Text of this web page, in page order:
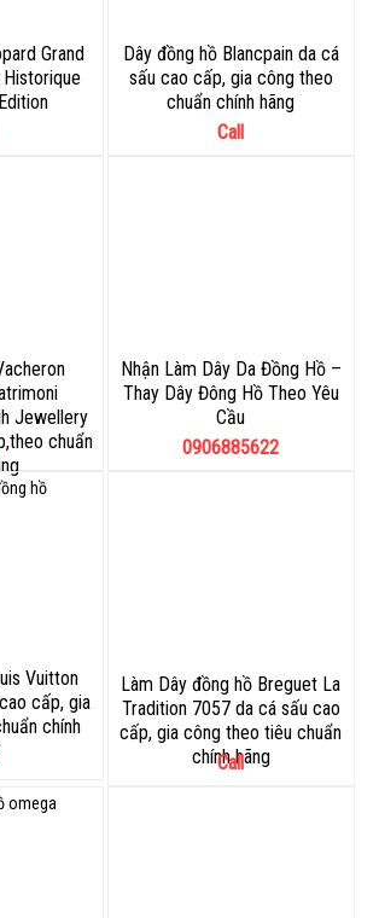
Grand
Dây đồng hồ Blancpain da cá
sấu cao cấp, gia công theo
chuẩn chính hãng
Call
Jewellery
chuẩn
Nhận Làm Dây Da Đồng Hồ –
Thay Dây Đông Hồ Theo Yêu
Cầu
0906885622
Vuitton
cấp, gia
chính
Làm Dây đồng hồ Breguet La
Tradition 7057 da cá sấu cao
cấp, gia công theo tiêu chuẩn
chính hãng
Call